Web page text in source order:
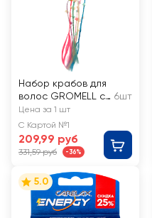
Набор крабов для
волос GROMELL с
цветными прядями
Арт. LZAZH011
6шт
Цена за 1 шт
С Картой №1
209,99 руб
331,59 руб -36%
5.0